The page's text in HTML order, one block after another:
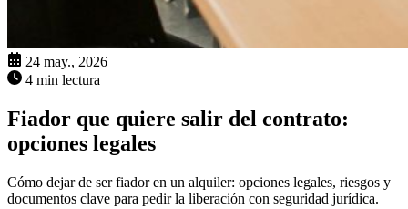
24 may., 2026
4 min lectura
Fiador que quiere salir del contrato:
opciones legales
Cómo dejar de ser fiador en un alquiler: opciones legales, riesgos y
documentos clave para pedir la liberación con seguridad jurídica.